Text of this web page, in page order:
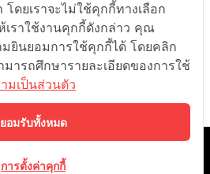
ย์สุขภาพมีอะไรบ้าง?
1 2 3 4 5
CO.,LTD. ALL RIGHTS RESERVED.
BY LEARN CORPORATION
โดยเราจะไม่ใช้คุกกี้ทางเลือก
ราใช้งานคุกกี้ดังกล่าว คุณ
มยินยอมการใช้คุกกี้ได้ โดยคลิก
ารถศึกษารายละเอียดของการใช้
มเป็นส่วนตัว
ยอมรับทั้งหมด
การตั้งค่าคุกกี้